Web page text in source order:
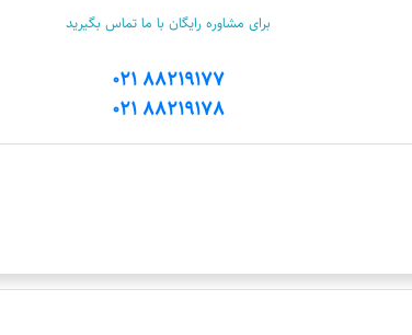
برای مشاوره رایگان با ما تماس بگیرید
88219177 021
88219178 021